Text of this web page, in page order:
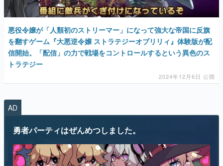
悪役令嬢が「人類初のストリーマー」になって強大な帝国に反旗
を翻すゲーム『大悪逆令嬢 ストラテジーオブリリィ』体験版が配
信開始。「配信」の力で戦場をコントロールするという異色のス
トラテジー
2024年12月6日 公開
AD
勇者パーティはぜんめつしました。